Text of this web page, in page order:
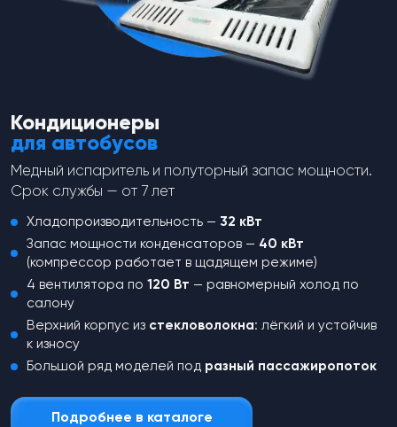
Перейти в каталог
Не нашли,что искали?
Оставьте заявку и наш менеджер
свяжется с вами для консультации
Кондиционеры
для автобусов
Медный испаритель и полуторный запас мощности.
Срок службы — от 7 лет
Хладопроизводительность — 32 кВт
Запас мощности конденсаторов — 40 кВт
(компрессор работает в щадящем режиме)
4 вентилятора по120 Вт — равномерный холод по
салону
Верхний корпус из стекловолокна: лёгкий и устойчив
к износу
Большой ряд моделей под разный пассажиропоток
Подробнее в каталоге